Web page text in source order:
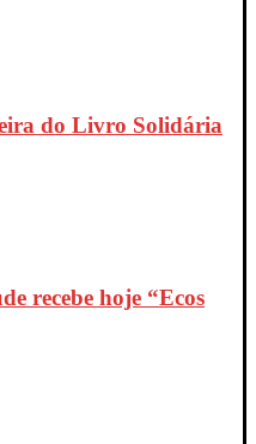
do Livro Solidária
recebe hoje “Ecos